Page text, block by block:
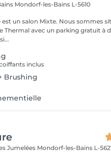
Mondorf-les-Bains L-5610
Nous sommes situé à quelques
Thermal avec un parking gratuit à
inclus
Brushing
Jumelées Mondorf-les-Bains L-